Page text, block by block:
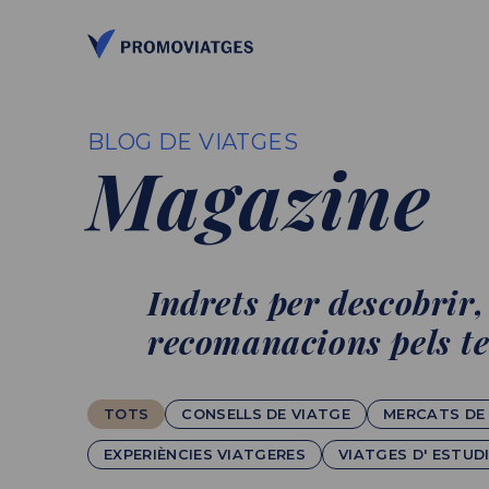
BLOG DE VIATGES
Magazine
Indrets per
recomanacions pels
TOTS CONSELLS DE VIATGE MERCATS
EXPERIÈNCIES VIATGERES VIATGES D'